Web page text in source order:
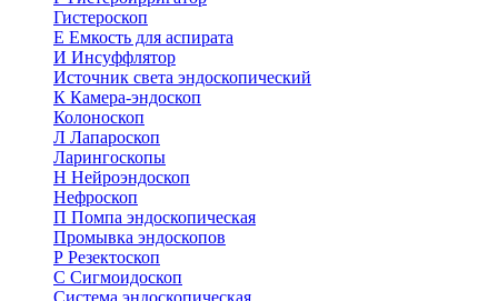
Гистероскоп
Е Емкость для аспирата
И Инсуффлятор
Источник света эндоскопический
К Камера-эндоскоп
Колоноскоп
Л Лапароскоп
Ларингоскопы
Н Нейроэндоскоп
Нефроскоп
П Помпа эндоскопическая
Промывка эндоскопов
Р Резектоскоп
С Сигмоидоскоп
Система эндоскопическая